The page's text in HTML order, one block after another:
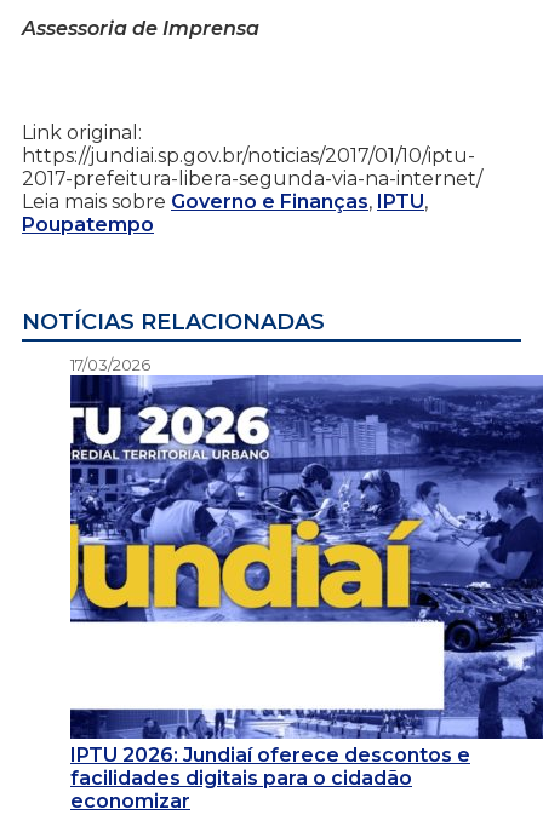
Assessoria de Imprensa
Link original:
https://jundiai.sp.gov.br/noticias/2017/01/10/iptu-
2017-prefeitura-libera-segunda-via-na-internet/
Leia mais sobre Governo e Finanças, IPTU,
Poupatempo
NOTÍCIAS RELACIONADAS
17/03/2026
IPTU 2026: Jundiaí oferece descontos e
facilidades digitais para o cidadão
economizar